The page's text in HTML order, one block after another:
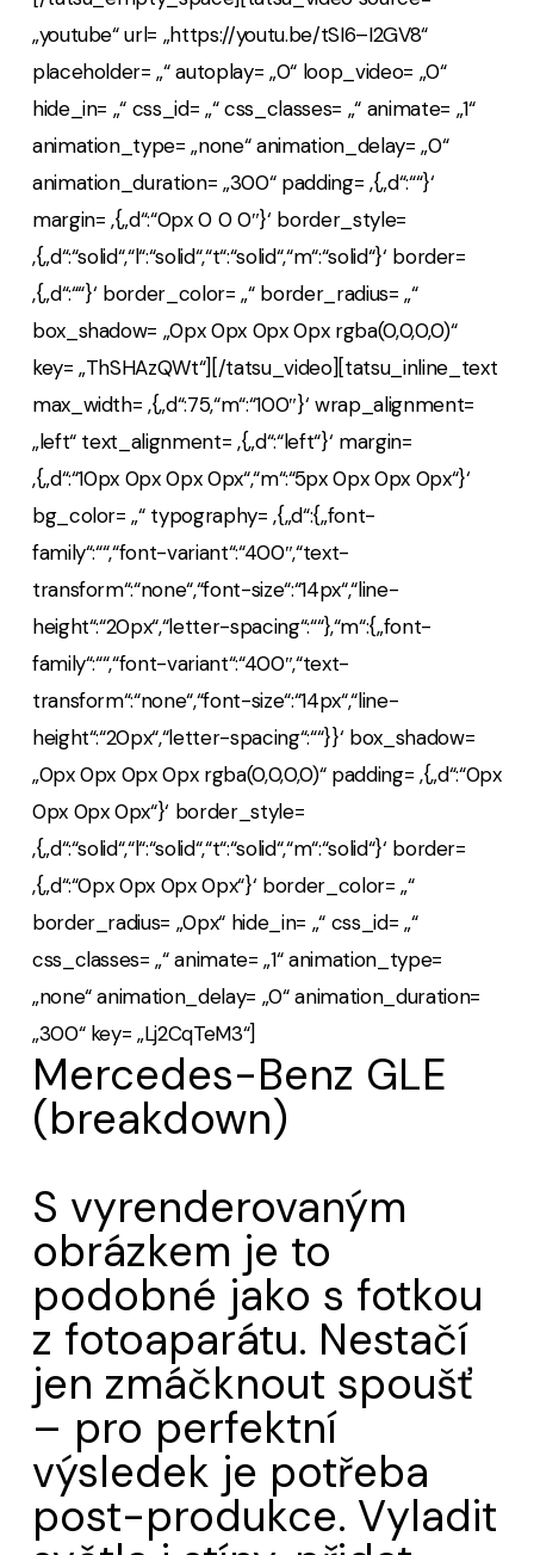
„youtube“ url= „https://youtu.be/tSI6–I2GV8“
placeholder= „“ autoplay= „0“ loop_video= „0“
hide_in= „“ css_id= „“ css_classes= „“ animate= „1“
animation_type= „none“ animation_delay= „0“
animation_duration= „300“ padding= ‚{„d“:““}‘
margin= ‚{„d“:“0px 0 0 0″}‘ border_style=
‚{„d“:“solid“,“l“:“solid“,“t“:“solid“,“m“:“solid“}‘ border=
‚{„d“:““}‘ border_color= „“ border_radius= „“
box_shadow= „0px 0px 0px 0px rgba(0,0,0,0)“
key= „ThSHAzQWt“][/tatsu_video][tatsu_inline_text
max_width= ‚{„d“:75,“m“:“100″}‘ wrap_alignment=
„left“ text_alignment= ‚{„d“:“left“}‘ margin=
‚{„d“:“10px 0px 0px 0px“,“m“:“5px 0px 0px 0px“}‘
bg_color= „“ typography= ‚{„d“:{„font-
family“:““,“font-variant“:“400″,“text-
transform“:“none“,“font-size“:“14px“,“line-
height“:“20px“,“letter-spacing“:““},“m“:{„font-
family“:““,“font-variant“:“400″,“text-
transform“:“none“,“font-size“:“14px“,“line-
height“:“20px“,“letter-spacing“:““}}‘ box_shadow=
„0px 0px 0px 0px rgba(0,0,0,0)“ padding= ‚{„d“:“0px
0px 0px 0px“}‘ border_style=
‚{„d“:“solid“,“l“:“solid“,“t“:“solid“,“m“:“solid“}‘ border=
‚{„d“:“0px 0px 0px 0px“}‘ border_color= „“
border_radius= „0px“ hide_in= „“ css_id= „“
css_classes= „“ animate= „1“ animation_type=
„none“ animation_delay= „0“ animation_duration=
„300“ key= „Lj2CqTeM3“]
Mercedes-Benz GLE
(breakdown)
S vyrenderovaným
obrázkem je to
podobné jako s fotkou
z fotoaparátu. Nestačí
jen zmáčknout spoušť
– pro perfektní
výsledek je potřeba
post-produkce. Vyladit